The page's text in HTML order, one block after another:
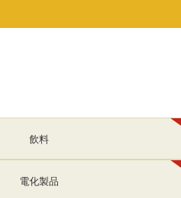
飲料
電化製品